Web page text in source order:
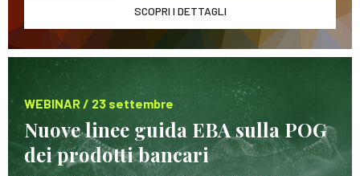
SCOPRI I DETTAGLI
WEBINAR / 23 settembre
Nuove linee guida EBA sulla POG
dei prodotti bancari